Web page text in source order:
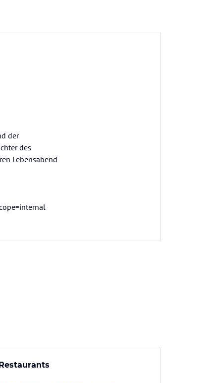
der
des
Lebensabend